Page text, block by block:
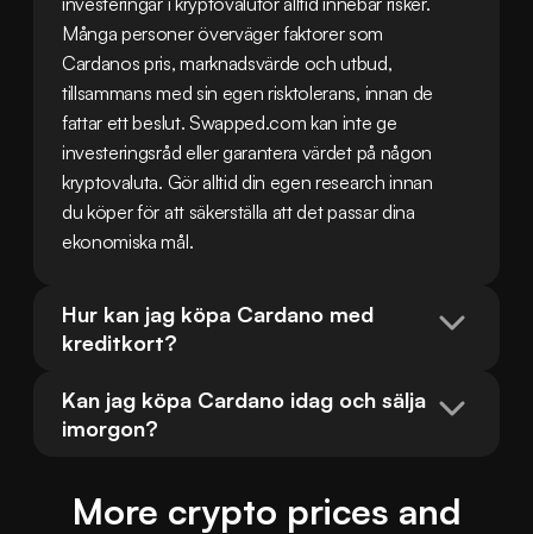
Många personer överväger faktorer som
Cardanos pris, marknadsvärde och utbud,
tillsammans med sin egen risktolerans, innan de
fattar ett beslut. Swapped.com kan inte ge
investeringsråd eller garantera värdet på någon
kryptovaluta. Gör alltid din egen research innan
du köper för att säkerställa att det passar dina
ekonomiska mål.
Hur kan jag köpa Cardano med
kreditkort?
Kan jag köpa Cardano idag och sälja
imorgon?
More crypto prices and